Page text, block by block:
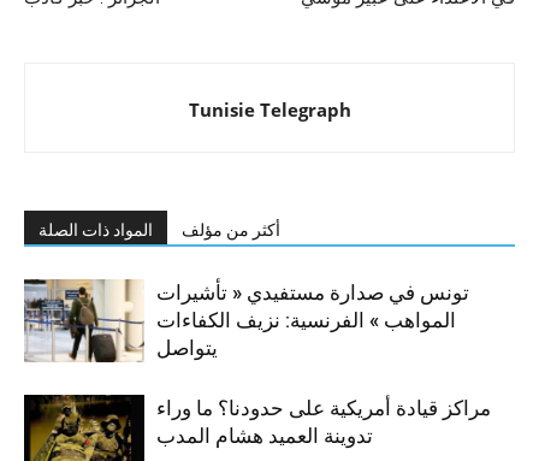
Tunisie Telegraph
المواد ذات الصلة أكثر من مؤلف
تونس في صدارة مستفيدي « تأشيرات
المواهب » الفرنسية: نزيف الكفاءات
يتواصل
مراكز قيادة أمريكية على حدودنا؟ ما وراء
تدوينة العميد هشام المدب